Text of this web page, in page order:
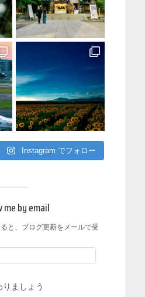
Instagram でフォロー
me by email
と、ブログ更新をメールで受
ましょう